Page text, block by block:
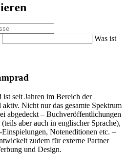
Was ist
seit Jahren im Bereich der
Nicht nur das gesamte Spektrum
abgedeckt – Buchveröffentlichungen
aber auch in englischer Sprache),
Noteneditionen etc. –
zudem für externe Partner
und Design.